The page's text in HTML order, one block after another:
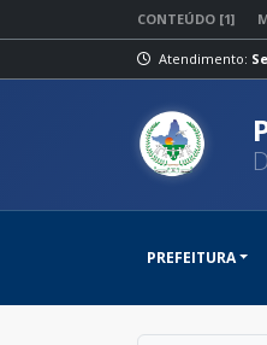
CONTEÚDO [1]
Atendimento:
PREFEITURA